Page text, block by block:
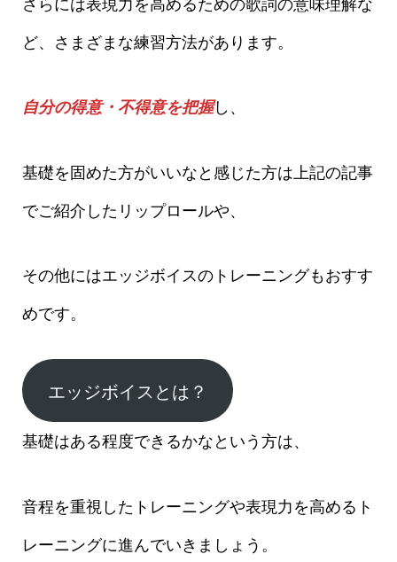
ど、さまざまな練習方法があります。
自分の得意・不得意を把握し、
基礎を固めた方がいいなと感じた方は上記の記事
でご紹介したリップロールや、
その他にはエッジボイスのトレーニングもおすす
めです。
エッジボイスとは？
基礎はある程度できるかなという方は、
音程を重視したトレーニングや表現力を高めるト
レーニングに進んでいきましょう。